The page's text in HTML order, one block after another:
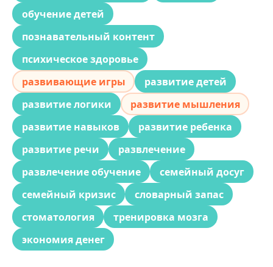
обучение детей
познавательный контент
психическое здоровье
развивающие игры
развитие детей
развитие логики
развитие мышления
развитие навыков
развитие ребенка
развитие речи
развлечение
развлечение обучение
семейный досуг
семейный кризис
словарный запас
стоматология
тренировка мозга
экономия денег